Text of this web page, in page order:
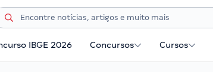
IBGE 2026 Concursos Cursos